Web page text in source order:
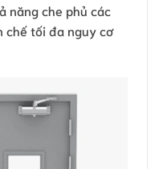
năng che phủ các
chế tối đa nguy cơ